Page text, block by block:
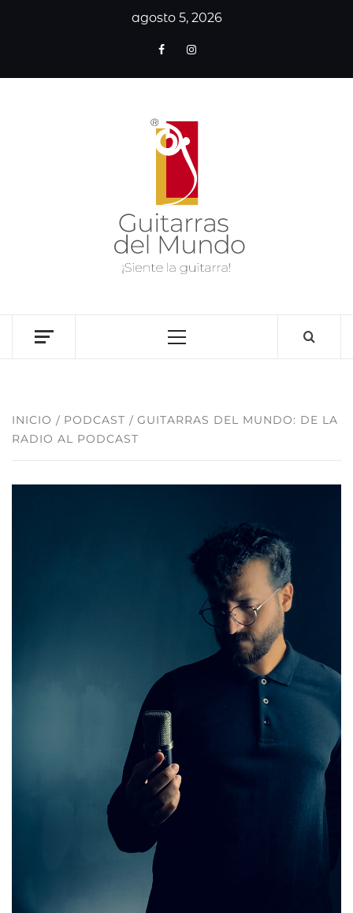
agosto 5, 2026
INICIO PODCAST
GUITARRAS DEL MUNDO: DE LA
RADIO AL PODCAST